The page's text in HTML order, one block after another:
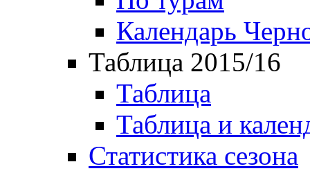
Календарь
Таблица 2015/16
Таблица
Таблица и
Статистика сезона